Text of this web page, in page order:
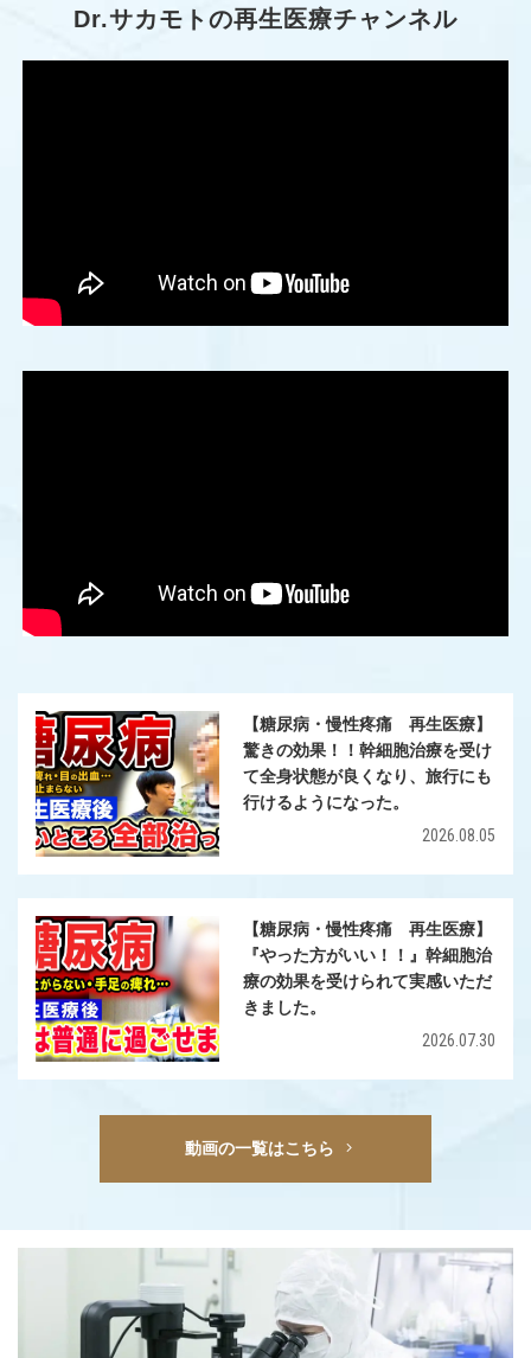
Dr.サカモトの再生医療チャンネル
【糖尿病・慢性疼痛 再生医療】
驚きの効果！！幹細胞治療を受け
て全身状態が良くなり、旅行にも
行けるようになった。
2026.08.05
【糖尿病・慢性疼痛 再生医療】
『やった方がいい！！』幹細胞治
療の効果を受けられて実感いただ
きました。
2026.07.30
動画の一覧はこちら